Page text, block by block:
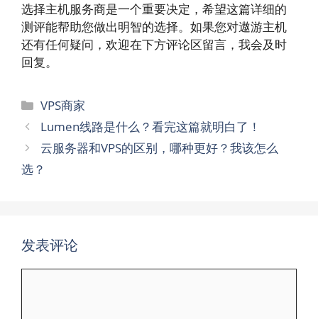
选择主机服务商是一个重要决定，希望这篇详细的
测评能帮助您做出明智的选择。如果您对遨游主机
还有任何疑问，欢迎在下方评论区留言，我会及时
回复。
分
类
VPS商家
Lumen线路是什么？看完这篇就明白了！
云服务器和VPS的区别，哪种更好？我该怎么
选？
发表评论